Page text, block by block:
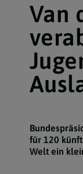
Van
für 120
Welt ein